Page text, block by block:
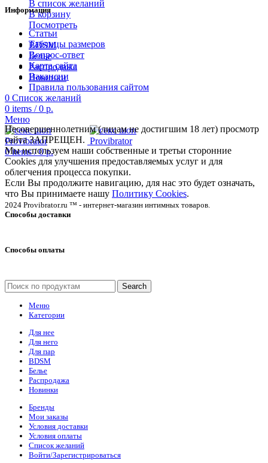
В список желаний
В корзину
Посмотреть
BDSM
Белье
Распродажа
Новинки
0 Список желаний
0 items / 0 р.
Меню
0items / 0р.
Информация
Статьи
Таблицы размеров
Вопрос-ответ
Карта сайта
Вакансии
Правила пользования сайтом
Несовершеннолетним (лицам не достигшим 18 лет) просмотр
сайта ЗАПРЕЩЕН.
Мы используем наши собственные и третьи сторонние
Cookies для улучшения предоставляемых услуг и для
облегчения процесса покупки.
Если Вы продолжите навигацию, для нас это будет означать,
что Вы принимаете нашу Политику Cookies.
2024 Provibrator.ru ™ - интернет-магазин интимных товаров.
Способы доставки
Способы оплаты
Search
Меню
Категории
Для нее
Для него
Для пар
BDSM
Белье
Распродажа
Новинки
Бренды
Мои заказы
Условия доставки
Условия оплаты
Список желаний
Войти/Зарегистрироваться